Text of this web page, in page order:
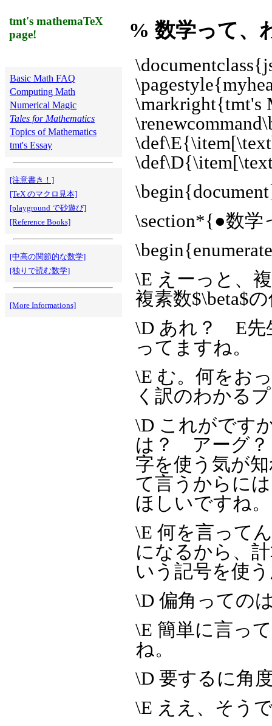
% 数学って、
\markright{tmt's
\section*{●数
\E えーっと、
複素数$\beta$
\D あれ？ E先
ってますね。
\E む。何をお
く訳のわかる
\D これがです
は？ アーグ？
字を使う気が
て言うからに
ほしいですね。
\E 何を言って
になるから、
いう記号を使
\D 偏角っての
\E 簡単に言っ
ね。
\D 要するに角
\E ええ、そう
tmt's mathemaTeX
page!
Basic Math FAQ
Computing Math
Numerical Magic
Tales for Mathematics
Topics of Mathematics
tmt's Essay
[注意書き！]
[TeX のマクロ見本]
[playground で砂遊び]
[Reference Books]
[中高の関節的な数学]
[独りで読む数学]
[More Informations]